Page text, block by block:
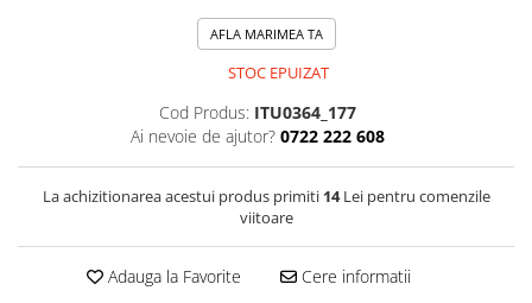
AFLA MARIMEA TA
STOC EPUIZAT
Cod Produs: ITU0364_177
Ai nevoie de ajutor? 0722 222 608
La achizitionarea acestui produs primiti 14Lei pentru comenzile
viitoare
Adauga la Favorite Cere informatii